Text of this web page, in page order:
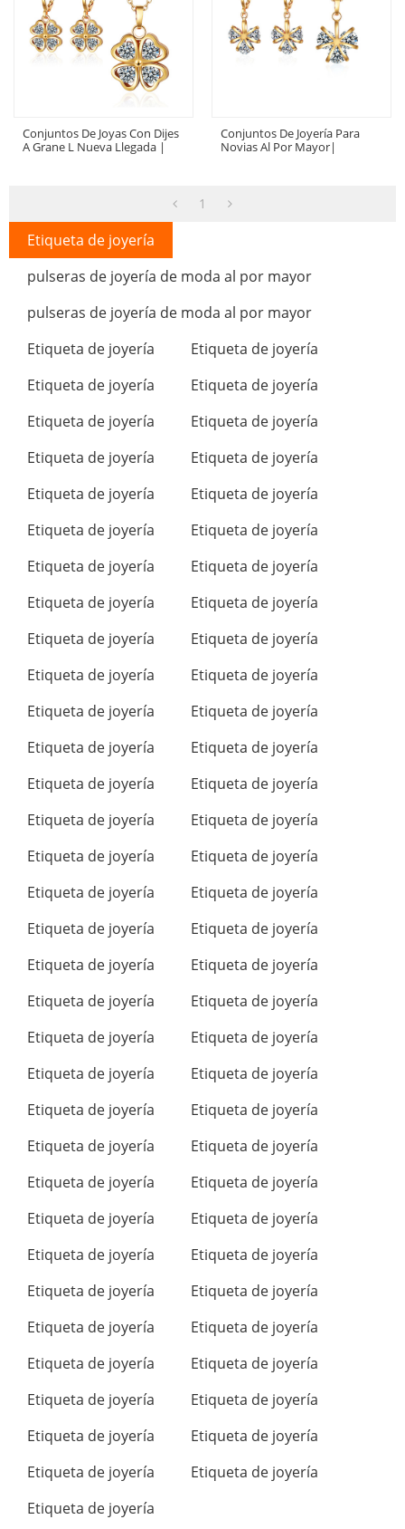
Conjuntos De Joyas Con Dijes
A Grane L Nueva Llegada |
Conjuntos De Joyería Para
Novias Al Por Mayor|
Accesorios De Alta Calidad
1
Etiqueta de joyería
pulseras de joyería de moda al por mayor
pulseras de joyería de moda al por mayor
Etiqueta de joyería
Etiqueta de joyería
Etiqueta de joyería
Etiqueta de joyería
Etiqueta de joyería
Etiqueta de joyería
Etiqueta de joyería
Etiqueta de joyería
Etiqueta de joyería
Etiqueta de joyería
Etiqueta de joyería
Etiqueta de joyería
Etiqueta de joyería
Etiqueta de joyería
Etiqueta de joyería
Etiqueta de joyería
Etiqueta de joyería
Etiqueta de joyería
Etiqueta de joyería
Etiqueta de joyería
Etiqueta de joyería
Etiqueta de joyería
Etiqueta de joyería
Etiqueta de joyería
Etiqueta de joyería
Etiqueta de joyería
Etiqueta de joyería
Etiqueta de joyería
Etiqueta de joyería
Etiqueta de joyería
Etiqueta de joyería
Etiqueta de joyería
Etiqueta de joyería
Etiqueta de joyería
Etiqueta de joyería
Etiqueta de joyería
Etiqueta de joyería
Etiqueta de joyería
Etiqueta de joyería
Etiqueta de joyería
Etiqueta de joyería
Etiqueta de joyería
Etiqueta de joyería
Etiqueta de joyería
Etiqueta de joyería
Etiqueta de joyería
Etiqueta de joyería
Etiqueta de joyería
Etiqueta de joyería
Etiqueta de joyería
Etiqueta de joyería
Etiqueta de joyería
Etiqueta de joyería
Etiqueta de joyería
Etiqueta de joyería
Etiqueta de joyería
Etiqueta de joyería
Etiqueta de joyería
Etiqueta de joyería
Etiqueta de joyería
Etiqueta de joyería
Etiqueta de joyería
Etiqueta de joyería
Etiqueta de joyería
Etiqueta de joyería